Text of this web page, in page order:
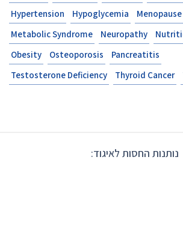
Hypertension
Hypoglycemia
Menopause
Metabolic Syndrome
Neuropathy
Obesity
Osteoporosis
Pancreatitis
Testosterone Deficiency
Thyroid Cancer
נותנות החסות לאיגוד: